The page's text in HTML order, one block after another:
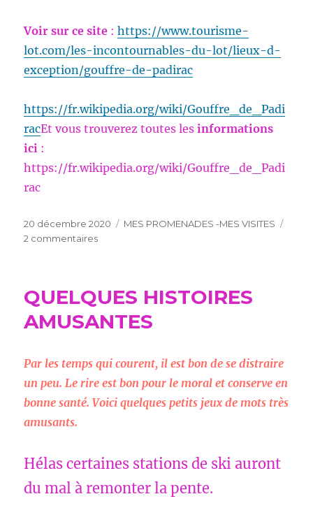
Voir sur ce site :https://www.tourisme-
lot.com/les-incontournables-du-lot/lieux-d-
exception/gouffre-de-padirac
https://fr.wikipedia.org/wiki/Gouffre_de_Padi
racEt vous trouverez toutes lesinformations
ici :
https://fr.wikipedia.org/wiki/Gouffre_de_Padi
rac
Publié
le
20 décembre 2020 Catégories
MES PROMENADES -MES VISITES
2 commentairessur
PADIRAC
QUELQUES HISTOIRES
AMUSANTES
Par les temps qui courent, il est bon de se distraire
un peu. Le rire est bon pour le moral et conserve en
bonne santé. Voici quelques petits jeux de mots très
amusants.
Hélas certaines stations de ski auront
du mal à remonter la pente.